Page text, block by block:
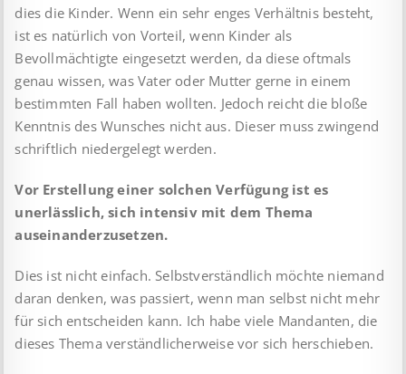
dies die Kinder. Wenn ein sehr enges Verhältnis besteht,
ist es natürlich von Vorteil, wenn Kinder als
Bevollmächtigte eingesetzt werden, da diese oftmals
genau wissen, was Vater oder Mutter gerne in einem
bestimmten Fall haben wollten. Jedoch reicht die bloße
Kenntnis des Wunsches nicht aus. Dieser muss zwingend
schriftlich niedergelegt werden.
Vor Erstellung einer solchen Verfügung ist es
unerlässlich, sich intensiv mit dem Thema
auseinanderzusetzen.
Dies ist nicht einfach. Selbstverständlich möchte niemand
daran denken, was passiert, wenn man selbst nicht mehr
für sich entscheiden kann. Ich habe viele Mandanten, die
dieses Thema verständlicherweise vor sich herschieben.